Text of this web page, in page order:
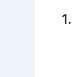
1.